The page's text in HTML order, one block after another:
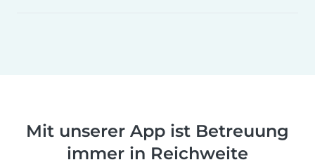
Mit unserer App ist Betreuung
immer in Reichweite